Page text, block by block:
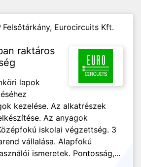
Felsőtárkány, Eurocircuits Kft.
raktáros
lapok
kezelése. Az alkatrészek
Az anyagok
iskolai végzettség. 3
vállalása. Alapfokú
ismeretek. Pontosság,...